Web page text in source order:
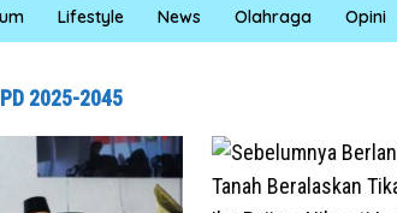
Lifestyle News Olahraga Opini
2025-2045